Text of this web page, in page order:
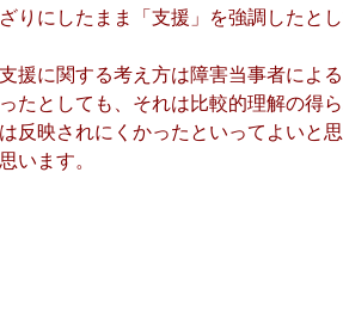
りにしたまま「支援」を強調したと
援に関する考え方は障害当事者によ
たとしても、それは比較的理解の得
反映されにくかったといってよいと
います。